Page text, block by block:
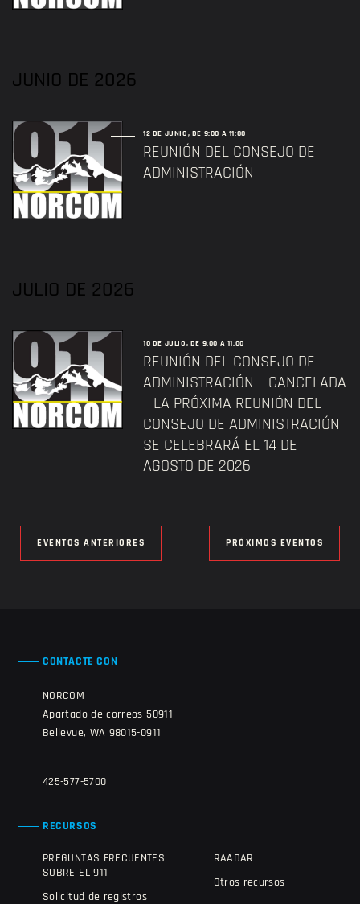
JUNIO DE 2026
12 DE JUNIO, DE 9:00 A 11:00
REUNIÓN DEL CONSEJO DE
ADMINISTRACIÓN
JULIO DE 2026
10 DE JULIO, DE 9:00 A 11:00
REUNIÓN DEL CONSEJO DE
ADMINISTRACIÓN – CANCELADA
– LA PRÓXIMA REUNIÓN DEL
CONSEJO DE ADMINISTRACIÓN
SE CELEBRARÁ EL 14 DE
AGOSTO DE 2026
EVENTOS ANTERIORES PRÓXIMOS EVENTOS
CONTACTE CON
NORCOM
Apartado de correos 50911
Bellevue, WA 98015-0911
425-577-5700
RECURSOS
PREGUNTAS FRECUENTES
SOBRE EL 911
Solicitud de registros
RAADAR
Otros recursos